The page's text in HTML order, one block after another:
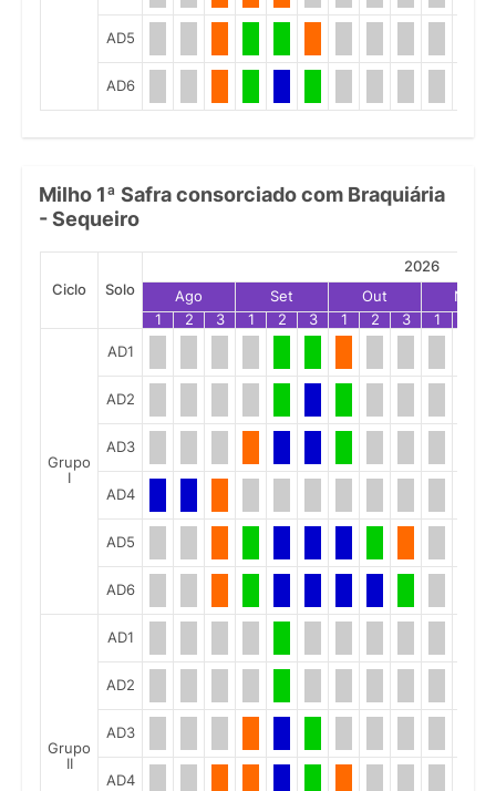
AD5
AD6
Milho 1ª Safra consorciado com Braquiária
- Sequeiro
Ciclo Solo
2026
Ago
Set Out
Nov
1
2 3 1 2 3 1 2 3 1
Grupo
I
AD1
AD2
AD3
AD4
AD5
AD6
Grupo
II
AD1
AD2
AD3
AD4